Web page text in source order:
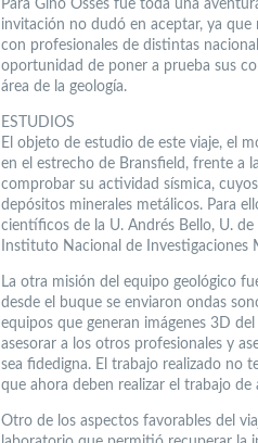
Para Gino Osses fue toda una
invitación no dudó en aceptar, ya
con profesionales de distintas
oportunidad de poner a prueba sus
área de la geología.
ESTUDIOS
El objeto de estudio de este viaje, el
en el estrecho de Bransfield, frente a
comprobar su actividad sísmica,
depósitos minerales metálicos. Para
científicos de la U. Andrés Bello, U.
Instituto Nacional de Investigaciones
La otra misión del equipo geológico
desde el buque se enviaron ondas
equipos que generan imágenes 3D
asesorar a los otros profesionales y
sea fidedigna. El trabajo realizado no
que ahora deben realizar el trabajo de
Otro de los aspectos favorables del